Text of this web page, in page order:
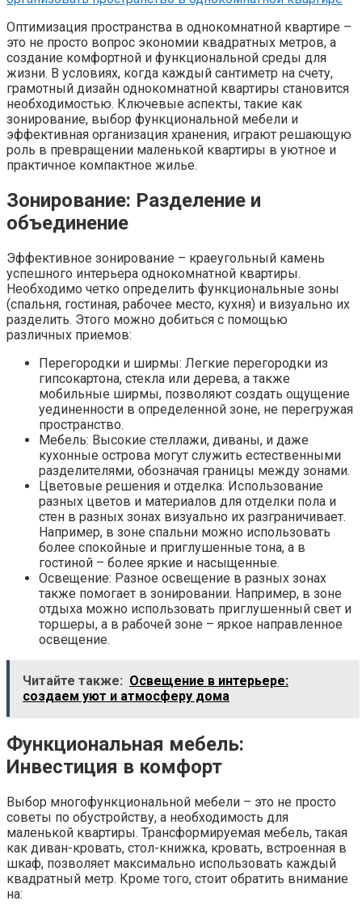
Оптимизация пространства в однокомнатной квартире –
это не просто вопрос экономии квадратных метров, а
создание комфортной и функциональной среды для
жизни. В условиях, когда каждый сантиметр на счету,
грамотный дизайн однокомнатной квартиры становится
необходимостью. Ключевые аспекты, такие как
зонирование, выбор функциональной мебели и
эффективная организация хранения, играют решающую
роль в превращении маленькой квартиры в уютное и
практичное компактное жилье.
Зонирование: Разделение и
объединение
Эффективное зонирование – краеугольный камень
успешного интерьера однокомнатной квартиры.
Необходимо четко определить функциональные зоны
(спальня, гостиная, рабочее место, кухня) и визуально их
разделить. Этого можно добиться с помощью
различных приемов:
Перегородки и ширмы: Легкие перегородки из
гипсокартона, стекла или дерева, а также
мобильные ширмы, позволяют создать ощущение
уединенности в определенной зоне, не перегружая
пространство.
Мебель: Высокие стеллажи, диваны, и даже
кухонные острова могут служить естественными
разделителями, обозначая границы между зонами.
Цветовые решения и отделка: Использование
разных цветов и материалов для отделки пола и
стен в разных зонах визуально их разграничивает.
Например, в зоне спальни можно использовать
более спокойные и приглушенные тона, а в
гостиной – более яркие и насыщенные.
Освещение: Разное освещение в разных зонах
также помогает в зонировании. Например, в зоне
отдыха можно использовать приглушенный свет и
торшеры, а в рабочей зоне – яркое направленное
освещение.
Читайте также: Освещение в интерьере:
создаем уют и атмосферу дома
Функциональная мебель:
Инвестиция в комфорт
Выбор многофункциональной мебели – это не просто
советы по обустройству, а необходимость для
маленькой квартиры. Трансформируемая мебель, такая
как диван-кровать, стол-книжка, кровать, встроенная в
шкаф, позволяет максимально использовать каждый
квадратный метр. Кроме того, стоит обратить внимание
на: